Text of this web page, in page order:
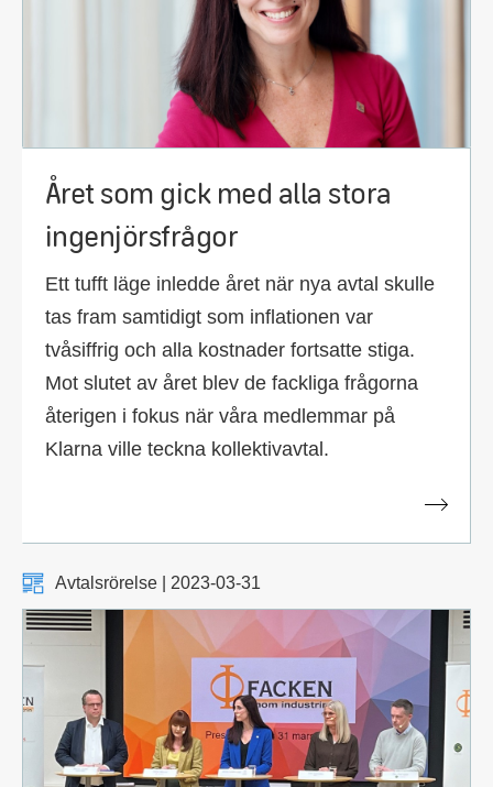
Året som gick med alla stora
ingenjörsfrågor
Ett tufft läge inledde året när nya avtal skulle
tas fram samtidigt som inflationen var
tvåsiffrig och alla kostnader fortsatte stiga.
Mot slutet av året blev de fackliga frågorna
återigen i fokus när våra medlemmar på
Klarna ville teckna kollektivavtal.
Avtalsrörelse | 2023-03-31